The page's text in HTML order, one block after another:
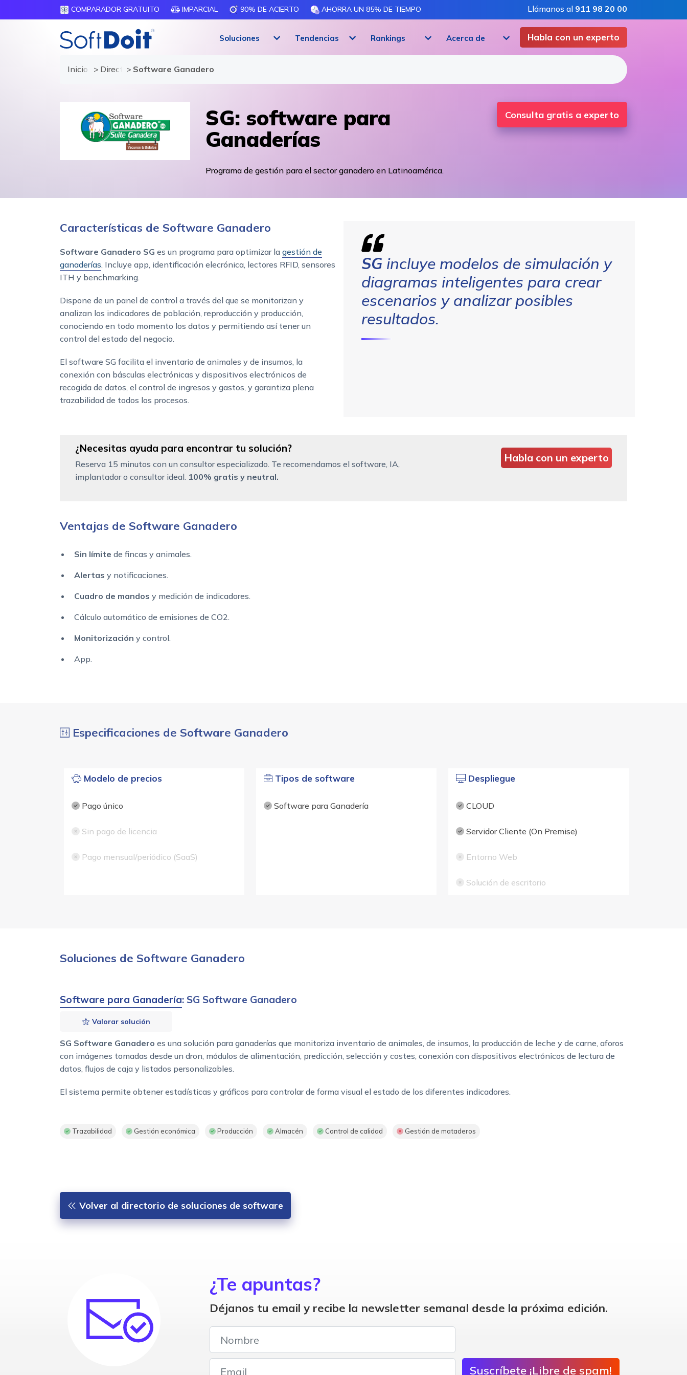
COMPARADOR GRATUITO IMPARCIAL 90% DE ACIERTO AHORRA UN 85% DE TIEMPO Llámanos al 911 98 20 00
Habla con un experto
Soluciones Tendencias Rankings Acerca de
Inicio Directorio de proveedores
Software Ganadero
SG: software para
Ganaderías
Programa de gestión para el sector ganadero en Latinoamérica.
Consulta gratis a experto
Características de Software Ganadero
Software Ganadero SG es un programa para optimizar la gestión de
ganaderías. Incluye app, identificación elecrónica, lectores RFID, sensores
ITH y benchmarking.
Dispone de un panel de control a través del que se monitorizan y
analizan los indicadores de población, reproducción y producción,
conociendo en todo momento los datos y permitiendo así tener un
control del estado del negocio.
El software SG facilita el inventario de animales y de insumos, la
conexión con básculas electrónicas y dispositivos electrónicos de
recogida de datos, el control de ingresos y gastos, y garantiza plena
trazabilidad de todos los procesos.
SG incluye modelos de simulación y
diagramas inteligentes para crear
escenarios y analizar posibles
resultados.
¿Necesitas ayuda para encontrar tu solución?
Reserva 15 minutos con un consultor especializado. Te recomendamos el software, IA,
implantador o consultor ideal. 100% gratis y neutral.
Habla con un experto
Ventajas de Software Ganadero
Sin límite de fincas y animales.
Alertas y notificaciones.
Cuadro de mandos y medición de indicadores.
Cálculo automático de emisiones de CO2.
Monitorización y control.
App.
Especificaciones de Software Ganadero
Modelo de precios
Pago único
Sin pago de licencia
Pago mensual/periódico (SaaS)
Tipos de software
Software para Ganadería
Despliegue
CLOUD
Servidor Cliente (On Premise)
Entorno Web
Solución de escritorio
Soluciones de Software Ganadero
Software para Ganadería: SG Software Ganadero
Valorar solución
SG Software Ganadero es una solución para ganaderías que monitoriza inventario de animales, de insumos, la producción de leche y de carne, aforos
con imágenes tomadas desde un dron, módulos de alimentación, predicción, selección y costes, conexión con dispositivos electrónicos de lectura de
datos, flujos de caja y listados personalizables.
El sistema permite obtener estadísticas y gráficos para controlar de forma visual el estado de los diferentes indicadores.
Trazabilidad Gestión económica Producción Almacén Control de calidad Gestión de mataderos
Volver al directorio de soluciones de software
¿Te apuntas?
Déjanos tu email y recibe la newsletter semanal desde la próxima edición.
Suscríbete ¡Libre de spam!